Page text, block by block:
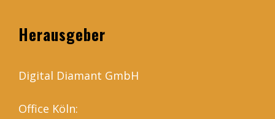
Herausgeber
Digital Diamant GmbH
Office Köln: